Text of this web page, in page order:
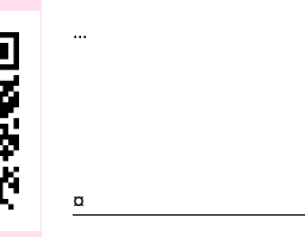
...
¤